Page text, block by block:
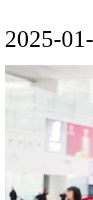
2025-